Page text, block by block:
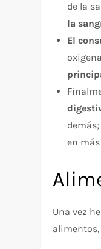
de la
la
El
en
Una vez